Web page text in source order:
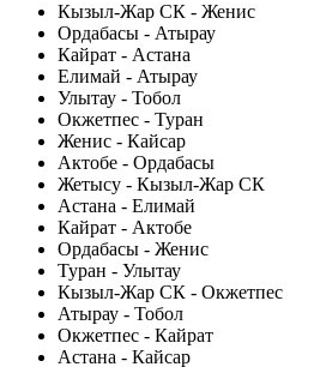
Кызыл-Жар СК - Женис
Ордабасы - Атырау
Кайрат - Астана
Елимай - Атырау
Улытау - Тобол
Окжетпес - Туран
Женис - Кайсар
Актобе - Ордабасы
Жетысу - Кызыл-Жар СК
Астана - Елимай
Кайрат - Актобе
Ордабасы - Женис
Туран - Улытау
Кызыл-Жар СК - Окжетпес
Атырау - Тобол
Окжетпес - Кайрат
Астана - Кайсар